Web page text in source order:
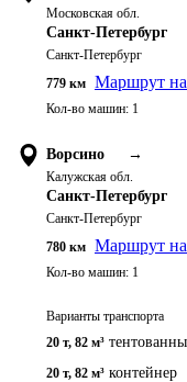
Московская обл.
Санкт-Петербург
Санкт-Петербург
779 км Маршрут на
Кол-во машин: 1
Ворсино →
Калужская обл.
Санкт-Петербург
Санкт-Петербург
780 км Маршрут на
Кол-во машин: 1
Варианты транспорта
20 т, 82 м³
20 т, 82 м³ контейнер